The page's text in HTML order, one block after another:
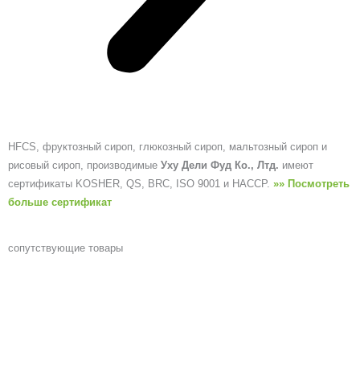
HFCS, фруктозный сироп, глюкозный сироп, мальтозный сироп и
рисовый сироп, производимые Уху Дели Фуд Ко., Лтд. имеют
сертификаты KOSHER, QS, BRC, ISO 9001 и HACCP. »» Посмотреть
больше сертификат
сопутствующие товары